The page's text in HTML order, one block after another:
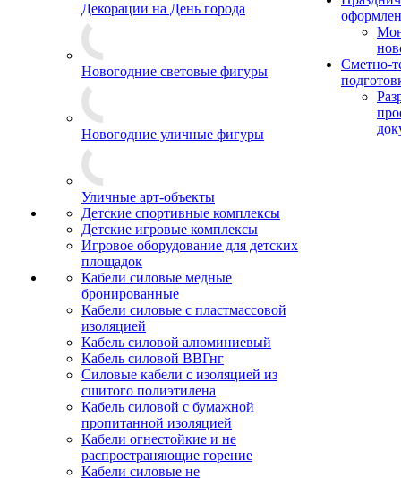
Декорации на День города
Новогодние световые фигуры
Новогодние уличные фигуры
Уличные арт-объекты
Детские спортивные комплексы
Детские игровые комплексы
Игровое оборудование для детских
площадок
Кабели силовые медные
бронированные
Кабели силовые с пластмассовой
изоляцией
Кабель силовой алюминиевый
Кабель силовой ВВГнг
Силовые кабели с изоляцией из
сшитого полиэтилена
Кабель силовой с бумажной
пропитанной изоляцией
Кабели огнестойкие и не
распространяющие горение
Кабели силовые не
Сметно-